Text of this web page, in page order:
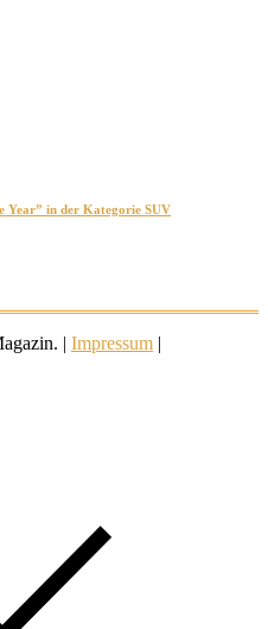
Year” in der Kategorie SUV
| Impressum |